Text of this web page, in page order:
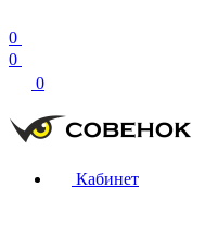
0
0
0
Кабинет